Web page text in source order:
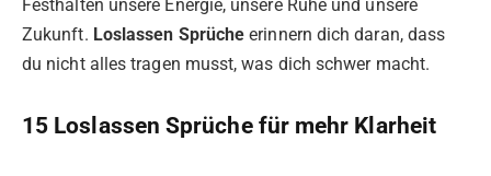
Festhalten unsere Energie, unsere Ruhe und unsere
Zukunft. Loslassen Sprüche erinnern dich daran, dass
du nicht alles tragen musst, was dich schwer macht.
15 Loslassen Sprüche für mehr Klarheit